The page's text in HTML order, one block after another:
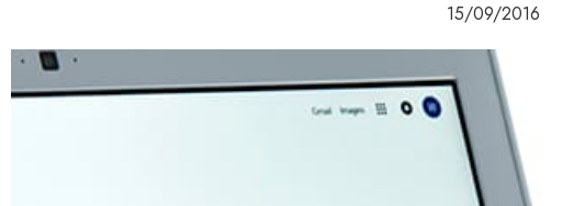
15/09/2016